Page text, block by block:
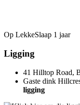
Op LekkeSlaap 1 jaar
Ligging
41 Hilltop Road,
Gaste dink
ligging